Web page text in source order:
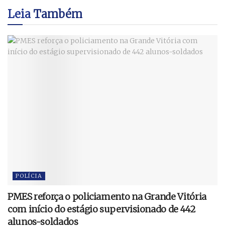
LeiaTambém
POLÍCIA
PMES reforça o policiamento na Grande Vitória
com início do estágio supervisionado de 442
alunos-soldados